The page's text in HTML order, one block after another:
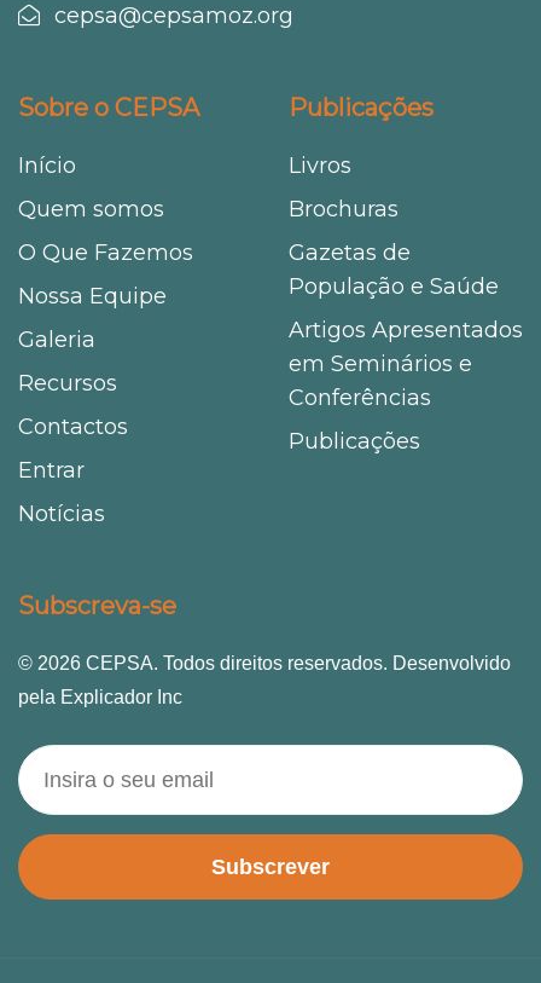
cepsa@cepsamoz.org
Sobre o CEPSA
Início
Quem somos
O Que Fazemos
Nossa Equipe
Galeria
Recursos
Contactos
Entrar
Notícias
Publicações
Livros
Brochuras
Gazetas de
População e Saúde
Artigos Apresentados
em Seminários e
Conferências
Publicações
Subscreva-se
© 2026 CEPSA. Todos direitos reservados. Desenvolvido
pela Explicador Inc
Subscrever